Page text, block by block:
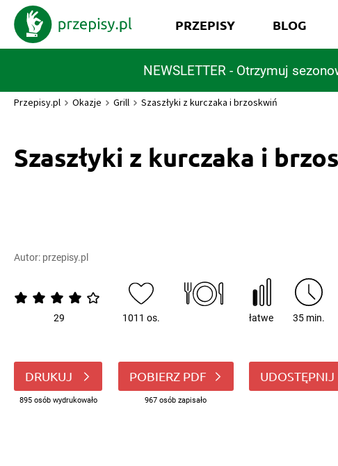
NEWSLETTER - Otrzymuj
PRZEPISY BLOG
Przepisy.pl Okazje Grill Szaszłyki z kurczaka i brzoskwiń
Szaszłyki z kurczaka i
Autor: przepisy.pl
29 1011 os. łatwe 35 min.
DRUKUJ
895 osób wydrukowało
POBIERZ PDF
967 osób zapisało
UDOSTĘPNIJ